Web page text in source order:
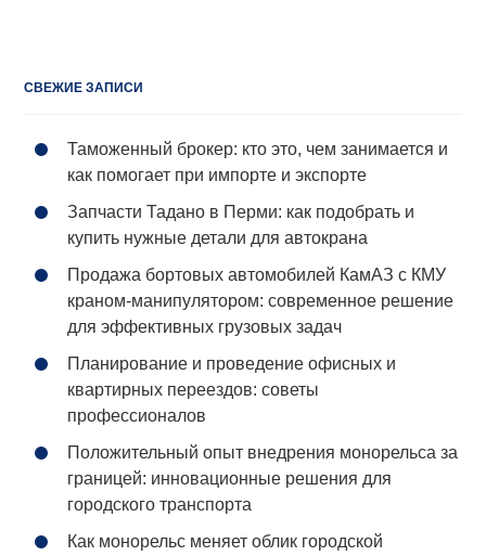
СВЕЖИЕ ЗАПИСИ
Таможенный брокер: кто это, чем занимается и
как помогает при импорте и экспорте
Запчасти Тадано в Перми: как подобрать и
купить нужные детали для автокрана
Продажа бортовых автомобилей КамАЗ с КМУ
краном-манипулятором: современное решение
для эффективных грузовых задач
Планирование и проведение офисных и
квартирных переездов: советы
профессионалов
Положительный опыт внедрения монорельса за
границей: инновационные решения для
городского транспорта
Как монорельс меняет облик городской